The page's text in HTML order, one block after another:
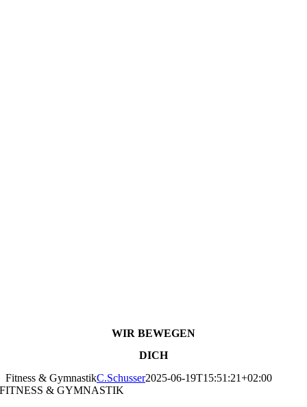
WIR BEWEGEN
DICH
Fitness & GymnastikC.Schusser2025-06-19T15:51:21+02:00
FITNESS & GYMNASTIK